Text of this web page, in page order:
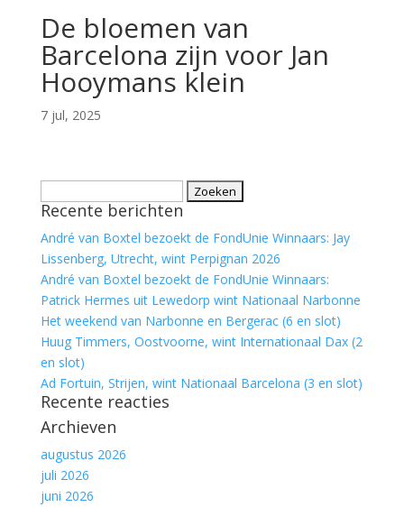
De bloemen van
Barcelona zijn voor Jan
Hooymans klein
7 jul, 2025
naar:
Recente berichten
André van Boxtel bezoekt de FondUnie Winnaars: Jay
Lissenberg, Utrecht, wint Perpignan 2026
André van Boxtel bezoekt de FondUnie Winnaars:
Patrick Hermes uit Lewedorp wint Nationaal Narbonne
Het weekend van Narbonne en Bergerac (6 en slot)
Huug Timmers, Oostvoorne, wint Internationaal Dax (2
en slot)
Ad Fortuin, Strijen, wint Nationaal Barcelona (3 en slot)
Recente reacties
Archieven
augustus 2026
juli 2026
juni 2026